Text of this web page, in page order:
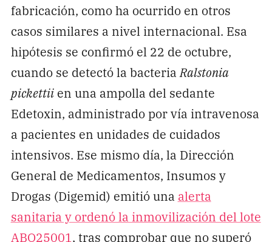
fabricación, como ha ocurrido en otros
casos similares a nivel internacional. Esa
hipótesis se confirmó el 22 de octubre,
cuando se detectó la bacteria Ralstonia
pickettiien una ampolla del sedante
Edetoxin, administrado por vía intravenosa
a pacientes en unidades de cuidados
intensivos. Ese mismo día, la Dirección
General de Medicamentos, Insumos y
Drogas (Digemid) emitió una alerta
sanitaria y ordenó la inmovilización del lote
ABO25001 , tras comprobar que no superó